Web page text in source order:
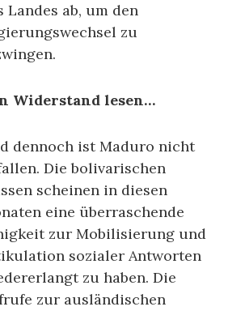
Landes ab, um den
zu
Widerstand lesen…
dennoch ist Maduro nicht
Die bolivarischen
scheinen in diesen
eine überraschende
zur Mobilisierung und
sozialer Antworten
zu haben. Die
zur ausländischen